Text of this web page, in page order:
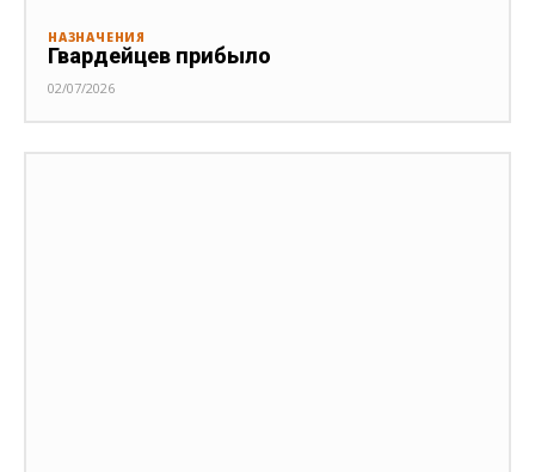
НАЗНАЧЕНИЯ
Гвардейцев прибыло
02/07/2026